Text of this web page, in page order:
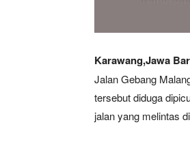
Karawang,Jawa
Jalan Gebang
tersebut diduga
jalan yang melintas